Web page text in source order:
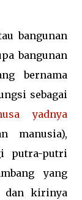
bangunan
bangunan
bernama
sebagai
yadnya
manusia),
putra-putri
yang
dan kirinya